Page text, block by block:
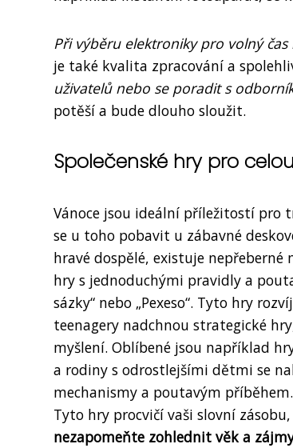
Při výběru elektroniky pro volný
je také kvalita zpracování a
uživatelů nebo se poradit s
potěší a bude dlouho sloužit.
Společenské hry pro
Vánoce jsou ideální příležitostí pro
se u toho pobavit u zábavné
hravé dospělé, existuje
hry s jednoduchými pravidly a
sázky“ nebo „Pexeso“. Tyto hry
teenagery nadchnou strategické
myšlení. Oblíbené jsou například
a rodiny s odrostlejšími dětmi se
mechanismy a poutavým
Tyto hry procvičí vaši slovní
nezapomeňte zohlednit věk a